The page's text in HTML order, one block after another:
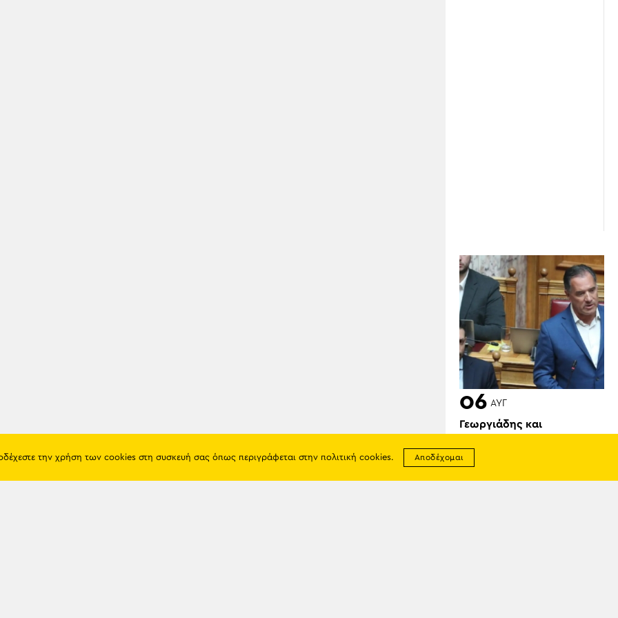
06 ΑΥΓ
Γεωργιάδης και
Τραμπ να παρέμβει για τα
Γλυπτά του Παρθενώνα:
την χρήση των cookies στη συσκευή σας όπως περιγράφεται στην πολιτική cookies. Αποδέχομαι